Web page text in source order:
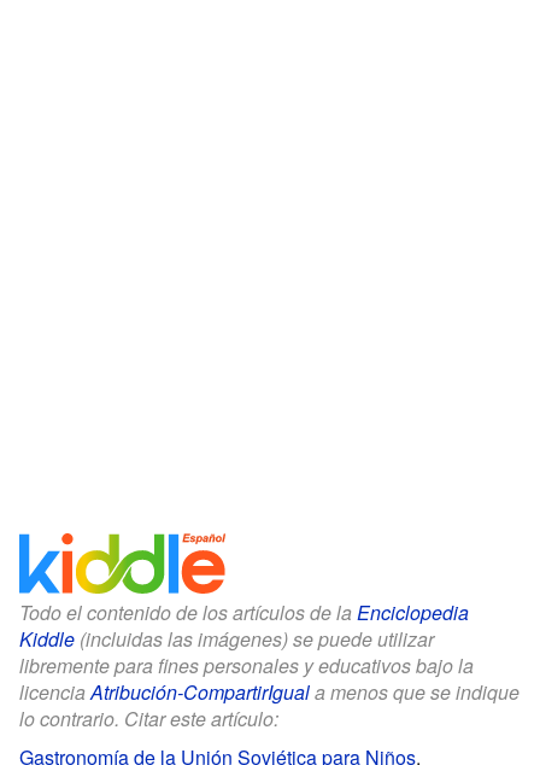
Todo el contenido de los artículos de la Enciclopedia
Kiddle (incluidas las imágenes) se puede utilizar
libremente para fines personales y educativos bajo la
licenciaAtribución-CompartirIguala menos que se indique
lo contrario. Citar este artículo:
Gastronomía de la Unión Soviética para Niños.